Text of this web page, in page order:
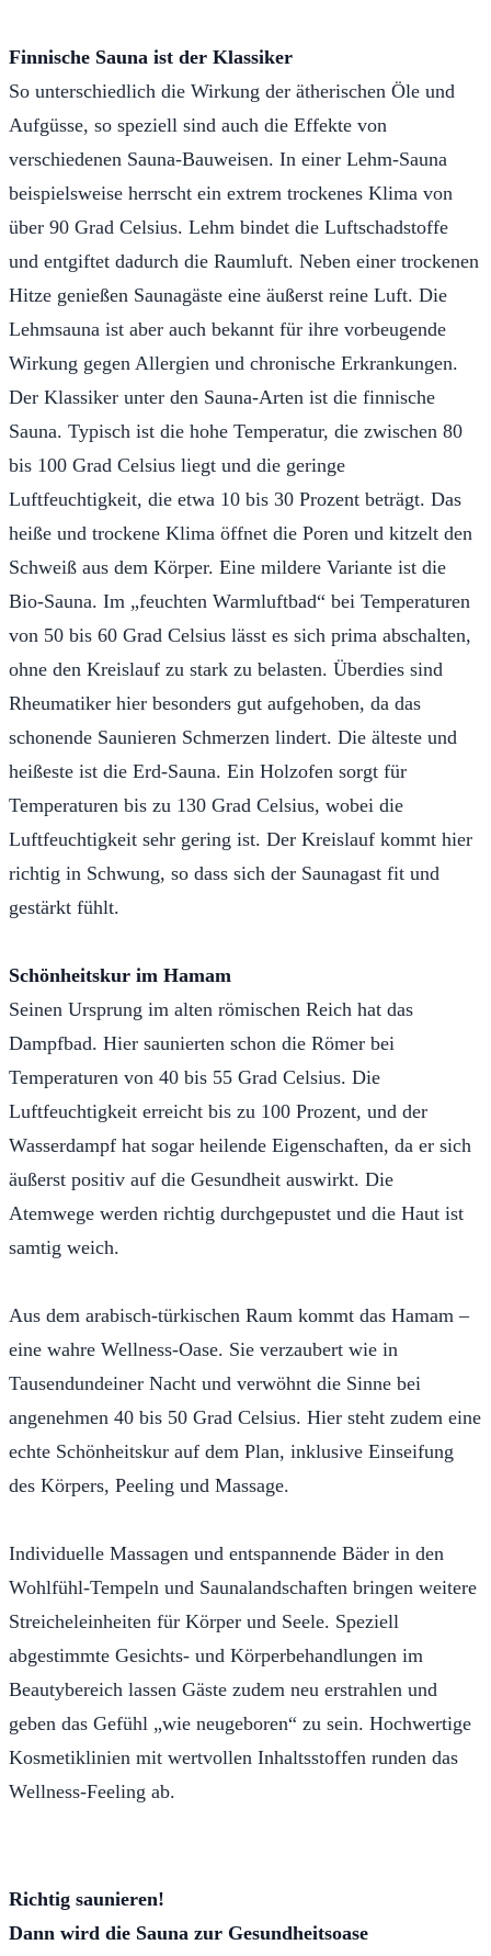
Finnische Sauna ist der Klassiker
So unterschiedlich die Wirkung der ätherischen Öle und
Aufgüsse, so speziell sind auch die Effekte von
verschiedenen Sauna-Bauweisen. In einer Lehm-Sauna
beispielsweise herrscht ein extrem trockenes Klima von
über 90 Grad Celsius. Lehm bindet die Luftschadstoffe
und entgiftet dadurch die Raumluft. Neben einer trockenen
Hitze genießen Saunagäste eine äußerst reine Luft. Die
Lehmsauna ist aber auch bekannt für ihre vorbeugende
Wirkung gegen Allergien und chronische Erkrankungen.
Der Klassiker unter den Sauna-Arten ist die finnische
Sauna. Typisch ist die hohe Temperatur, die zwischen 80
bis 100 Grad Celsius liegt und die geringe
Luftfeuchtigkeit, die etwa 10 bis 30 Prozent beträgt. Das
heiße und trockene Klima öffnet die Poren und kitzelt den
Schweiß aus dem Körper. Eine mildere Variante ist die
Bio-Sauna. Im „feuchten Warmluftbad“ bei Temperaturen
von 50 bis 60 Grad Celsius lässt es sich prima abschalten,
ohne den Kreislauf zu stark zu belasten. Überdies sind
Rheumatiker hier besonders gut aufgehoben, da das
schonende Saunieren Schmerzen lindert. Die älteste und
heißeste ist die Erd-Sauna. Ein Holzofen sorgt für
Temperaturen bis zu 130 Grad Celsius, wobei die
Luftfeuchtigkeit sehr gering ist. Der Kreislauf kommt hier
richtig in Schwung, so dass sich der Saunagast fit und
gestärkt fühlt.
Schönheitskur im Hamam
Seinen Ursprung im alten römischen Reich hat das
Dampfbad. Hier saunierten schon die Römer bei
Temperaturen von 40 bis 55 Grad Celsius. Die
Luftfeuchtigkeit erreicht bis zu 100 Prozent, und der
Wasserdampf hat sogar heilende Eigenschaften, da er sich
äußerst positiv auf die Gesundheit auswirkt. Die
Atemwege werden richtig durchgepustet und die Haut ist
samtig weich.
Aus dem arabisch-türkischen Raum kommt das Hamam –
eine wahre Wellness-Oase. Sie verzaubert wie in
Tausendundeiner Nacht und verwöhnt die Sinne bei
angenehmen 40 bis 50 Grad Celsius. Hier steht zudem eine
echte Schönheitskur auf dem Plan, inklusive Einseifung
des Körpers, Peeling und Massage.
Individuelle Massagen und entspannende Bäder in den
Wohlfühl-Tempeln und Saunalandschaften bringen weitere
Streicheleinheiten für Körper und Seele. Speziell
abgestimmte Gesichts- und Körperbehandlungen im
Beautybereich lassen Gäste zudem neu erstrahlen und
geben das Gefühl „wie neugeboren“ zu sein. Hochwertige
Kosmetiklinien mit wertvollen Inhaltsstoffen runden das
Wellness-Feeling ab.
Richtig saunieren!
Dann wird die Sauna zur Gesundheitsoase